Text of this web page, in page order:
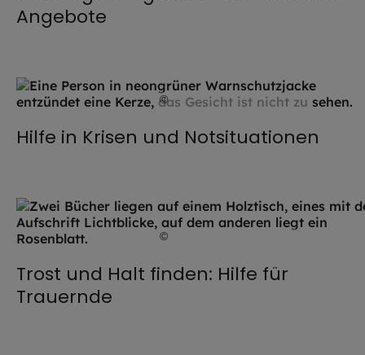
Angebote
© Hendrik Steffens / EOM
Hilfe in Krisen und Notsituationen
©
Trost und Halt finden: Hilfe für
Trauernde